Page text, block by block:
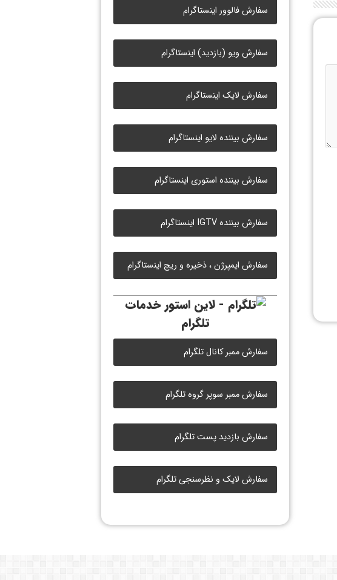
سفارش فالوور اینستاگرام
سفارش ویو (بازدید) اینستاگرام
سفارش لایک اینستاگرام
سفارش بیننده لایو اینستاگرام
سفارش بیننده استوری اینستاگرام
سفارش بیننده IGTV اینستاگرام
سفارش ایمپرژن ، ذخیره و ریچ اینستاگرام
خدمات
تلگرام
سفارش ممبر کانال تلگرام
سفارش ممبر سوپر گروه تلگرام
سفارش بازدید پست تلگرام
سفارش لایک و نظرسنجی تلگرام